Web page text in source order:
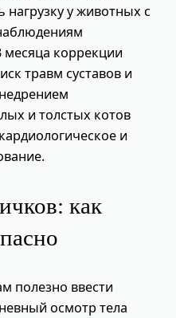
нагрузку у животных с
месяца коррекции
травм суставов и
и толстых котов
и
как
полезно ввести
осмотр тела